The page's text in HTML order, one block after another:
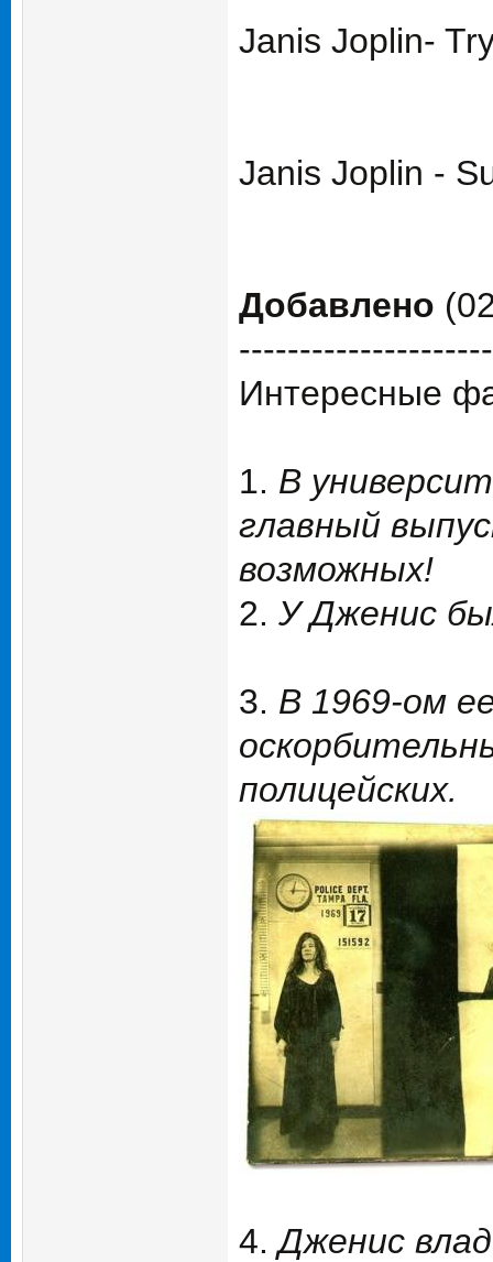
Janis Joplin-
Janis Joplin -
Добавлено
Интересные
1. В
главный
возможных!
2. У Дженис
3. В 1969-ом
полицейских.
4.Дженис